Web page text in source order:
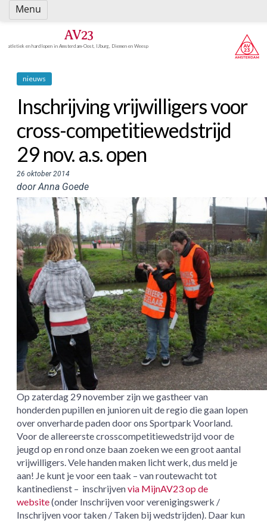
Spring
naar
AV23
atletiek en hardlopen in Amsterdam-Oost, IJburg, Diemen en Weesp
nieuws
Inschrijving vrijwilligers voor
cross-competitiewedstrijd
29 nov. a.s. open
26 oktober 2014
door Anna Goede
Op zaterdag 29 november zijn we gastheer van
honderden pupillen en junioren uit de regio die gaan lopen
over onverharde paden door ons Sportpark Voorland.
Voor de allereerste crosscompetitiewedstrijd voor de
jeugd op en rond onze baan zoeken we een groot aantal
vrijwilligers. Vele handen maken licht werk, dus meld je
aan! Je kunt je voor een taak – van routewacht tot
kantinedienst – inschrijvenvia MijnAV23 op de
website(onder Inschrijven voor verenigingswerk /
Inschrijven voor taken / Taken bij wedstrijden). Daar kun
Menu